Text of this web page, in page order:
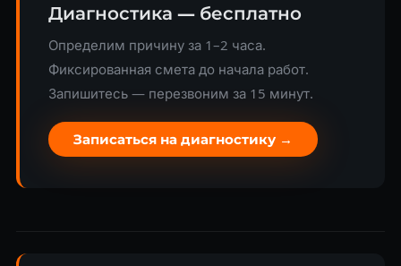
Диагностика — бесплатно
Определим причину за 1–2 часа.
Фиксированная смета до начала работ.
Запишитесь — перезвоним за 15 минут.
Записаться на диагностику →